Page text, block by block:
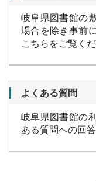
岐阜県図書館の
場合を除き事前
こちらをご覧くだ
よくある質問
岐阜県図書館の
ある質問への回